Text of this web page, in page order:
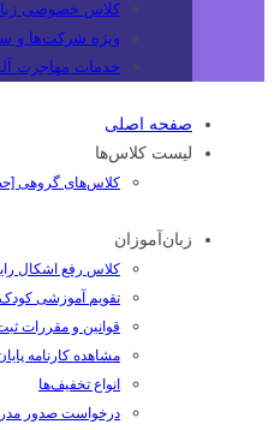
کلاس خصوصی
ویژه شرکت‌ها و
خدمات مهاجرت
صفحه اصلی
لیست کلاس‌ها
کلاس‌های گروهی
زبان‌آموزان
کلاس رفع اشکال
تقویم آموزشی
قوانین و مقررات
مشاهده کارنامه
انواع تخفیف‌ها
درخواست صدور